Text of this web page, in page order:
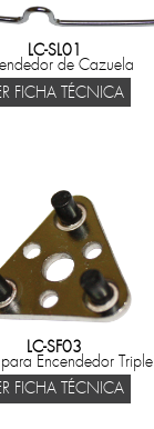
LC-SL01
de Cazuela
FICHA TÉCNICA
LC-SF03
Encendedor Triple
FICHA TÉCNICA